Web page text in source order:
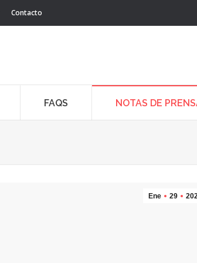
Contacto
FAQS NOTAS DE
Ene 29